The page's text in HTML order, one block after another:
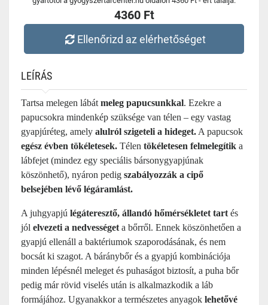
4360 Ft
Ellenőrizd az elérhetőséget
LEÍRÁS
Tartsa melegen lábát meleg papucsunkkal. Ezekre a
papucsokra mindenkép szüksége van télen – egy vastag
gyapjúréteg, amely alulról szigeteli a hideget. A papucsok
egész évben tökéletesek. Télen tökéletesen felmelegítik a
lábfejet (mindez egy speciális bársonygyapjúnak
köszönhető), nyáron pedig szabályozzák a cipő
belsejében lévő légáramlást.
A juhgyapjú légáteresztő, állandó hőmérsékletet tart és
jól elvezeti a nedvességet a bőrről. Ennek köszönhetően a
gyapjú ellenáll a baktériumok szaporodásának, és nem
bocsát ki szagot. A báránybőr és a gyapjú kombinációja
minden lépésnél meleget és puhaságot biztosít, a puha bőr
pedig már rövid viselés után is alkalmazkodik a láb
formájához. Ugyanakkor a természetes anyagok lehetővé